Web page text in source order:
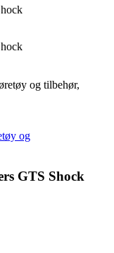
og tilbehør,
og
GTS Shock